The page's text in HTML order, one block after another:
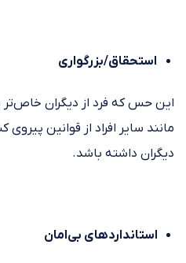
استحقاق/بزرگواری
این حس که فرد از دیگران
مانند سایر افراد از قوانین پیروی
دیگران داشته باشد.
استانداردهای بی‌امان